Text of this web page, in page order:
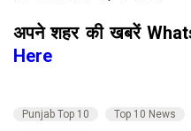
अपने शहर की खबरें
Here
Punjab Top 10 Top 10 News